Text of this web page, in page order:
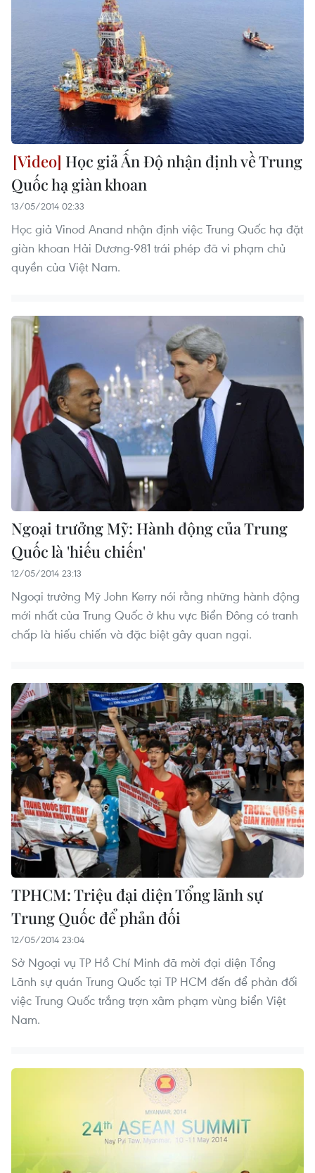
Học giả Ấn Độ nhận định về Trung
Quốc hạ giàn khoan
13/05/2014 02:33
Học giả Vinod Anand nhận định việc Trung Quốc hạ đặt
giàn khoan Hải Dương-981 trái phép đã vi phạm chủ
quyền của Việt Nam.
Ngoại trưởng Mỹ: Hành động của Trung
Quốc là 'hiếu chiến'
12/05/2014 23:13
Ngoại trưởng Mỹ John Kerry nói rằng những hành động
mới nhất của Trung Quốc ở khu vực Biển Đông có tranh
chấp là hiếu chiến và đặc biệt gây quan ngại.
TPHCM: Triệu đại diện Tổng lãnh sự
Trung Quốc để phản đối
12/05/2014 23:04
Sở Ngoại vụ TP Hồ Chí Minh đã mời đại diện Tổng
Lãnh sự quán Trung Quốc tại TP HCM đến để phản đối
việc Trung Quốc trắng trợn xâm phạm vùng biển Việt
Nam.